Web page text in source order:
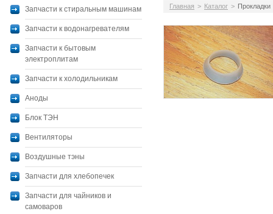
Запчасти к стиральным машинам
Запчасти к водонагревателям
Запчасти к бытовым
электроплитам
Запчасти к холодильникам
Аноды
Блок ТЭН
Вентиляторы
Воздушные тэны
Запчасти для хлебопечек
Запчасти для чайников и
самоваров
Главная > Каталог > Прокладки